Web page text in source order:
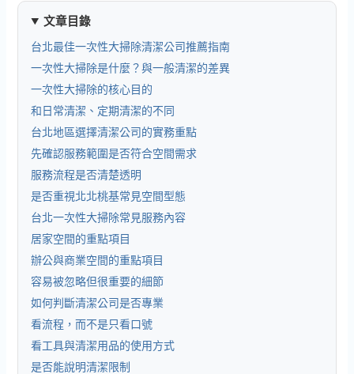
文章目錄
台北最佳一次性大掃除清潔公司推薦指南
一次性大掃除是什麼？與一般清潔的差異
一次性大掃除的核心目的
和日常清潔、定期清潔的不同
台北地區選擇清潔公司的實務重點
先確認服務範圍是否符合空間需求
服務流程是否清楚透明
是否重視北北桃基常見空間型態
台北一次性大掃除常見服務內容
居家空間的重點項目
辦公與商業空間的重點項目
容易被忽略但很重要的細節
如何判斷清潔公司是否專業
看流程，而不是只看口號
看工具與清潔用品的使用方式
是否能說明清潔限制